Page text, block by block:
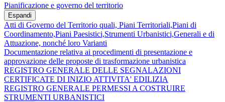
Pianificazione e governo del territorio
Espandi
Atti di Governo del Territorio quali, Piani Territoriali,Piani di
Coordinamento,Piani Paesistici,Strumenti Urbanistici,Generali e di
Attuazione, nonché loro Varianti
Documentazione relativa ai procedimenti di presentazione e
approvazione delle proposte di trasformazione urbanistica
REGISTRO GENERALE DELLE SEGNALAZIONI
CERTIFICATE DI INIZIO ATTIVITA' EDILIZIA
REGISTRO GENERALE PERMESSI A COSTRUIRE
STRUMENTI URBANISTICI